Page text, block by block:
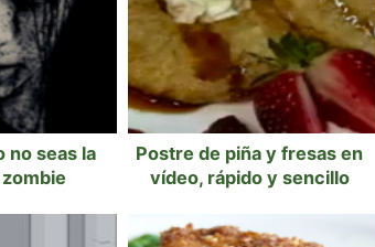
no seas la
Postre de piña y fresas en
vídeo, rápido y sencillo